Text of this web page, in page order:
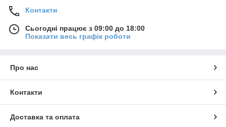
Контакти
Сьогодні працює з 09:00 до 18:00
Показати весь графік роботи
Про нас
Контакти
Доставка та оплата